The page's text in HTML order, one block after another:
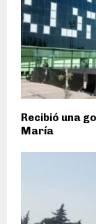
Recibió una
María